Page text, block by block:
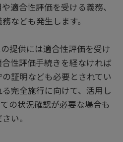
適合性評価を受ける義務、
なども発生します。
提供には適合性評価を受け
性評価手続きを経なければ
証明なども必要とされてい
完全施行に向けて、活用し
の状況確認が必要な場合も
い。